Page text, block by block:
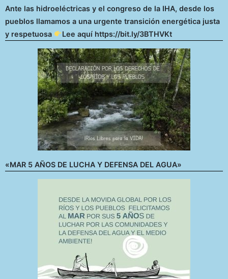
Ante las hidroeléctricas y el congreso de la IHA, desde los
pueblos llamamos a una urgente transición energética justa
y respetuosa
Lee aquí https://bit.ly/3BTHVKt
«MAR 5 AÑOS DE LUCHA Y DEFENSA DEL AGUA»